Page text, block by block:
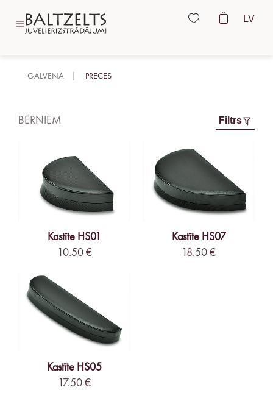
LV
GALVENA PRECES
BĒRNIEM Filtrs
Kastīte HS01
10.50 €
Kastīte HS07
18.50 €
Kastīte HS05
17.50 €